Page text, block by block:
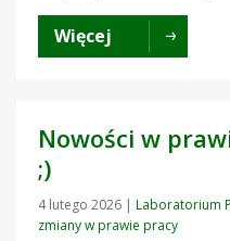
Więcej
Nowości w
;)
4 lutego 2026 | Laboratorium
zmiany w prawie pracy